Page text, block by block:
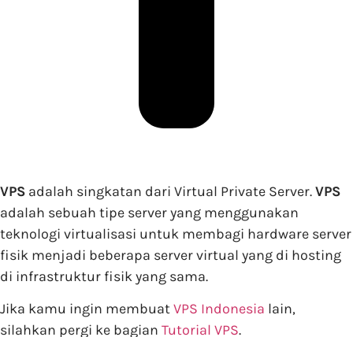
VPS adalah singkatan dari Virtual Private Server.VPS
adalah sebuah tipe server yang menggunakan
teknologi virtualisasi untuk membagi hardware server
fisik menjadi beberapa server virtual yang di hosting
di infrastruktur fisik yang sama.
Jika kamu ingin membuatVPS Indonesia lain,
silahkan pergi ke bagian Tutorial VPS.